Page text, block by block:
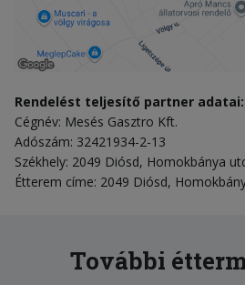
Rendelést teljesítő partner adatai:
Cégnév: Mesés Gasztro Kft.
Adószám: 32421934-2-13
Székhely: 2049 Diósd, Homokbánya
Étterem címe: 2049 Diósd,
További